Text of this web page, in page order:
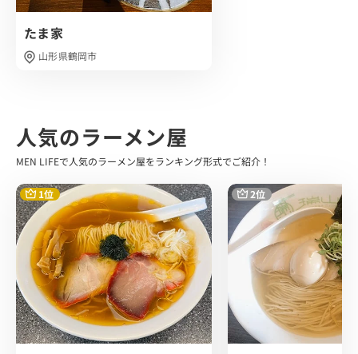
先程のスープがしっかり持ち上がっており、完成度高い食
感を楽しむことができます。
トッピングは、 チャーシュー・メンマ・ネギなどのシンプ
旨味がスープに溶けだし、重なって奥行ある美味しさに。
それぞれのトッピングが一杯の満足度をさらにアップさせ
夜時間帯に絶品煮干しラーメンが食べられる一杯。
るうすとさん、大満足間違いなしです。
ご馳走様でした。
たま家
山形県鶴岡市
人気のラーメン屋
MEN LIFEで人気のラーメン屋をランキング形式でご紹介！
1位 2位